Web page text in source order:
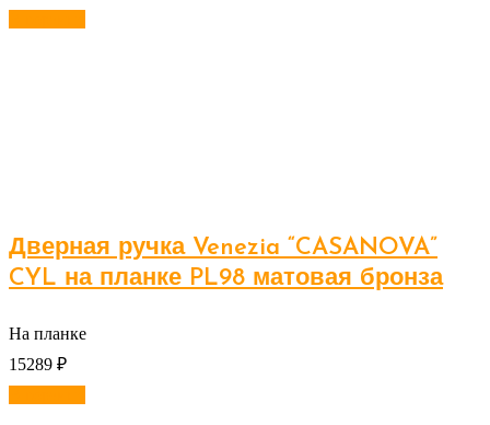
Дверная ручка Venezia “CASANOVA”
CYL на планке PL98 матовая бронза
На планке
15289 ₽